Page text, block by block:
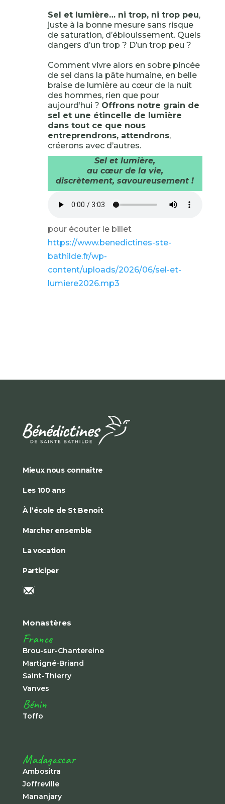
Sel et lumière… ni trop, ni trop peu,
juste à la bonne mesure sans risque
de saturation, d’éblouissement. Quels
dangers d’un trop ? D’un trop peu ?
Comment vivre alors en sobre pincée
de sel dans la pâte humaine, en belle
braise de lumière au cœur de la nuit
des hommes, rien que pour
aujourd’hui ? Offrons notre grain de
sel et une étincelle de lumière
dans tout ce que nous
entreprendrons, attendrons,
créerons avec d’autres.
Sel et lumière,
au cœur de la vie,
discrètement, savoureusement !
pour écouter le billet
https://www.benedictines-ste-
bathilde.fr/wp-
content/uploads/2026/06/sel-et-
lumiere2026.mp3
Mieux nous connaître
Les 100 ans
À l’école de St Benoît
Marcher ensemble
La vocation
Participer
Monastères
France
Brou-sur-Chantereine
Martigné-Briand
Saint-Thierry
Vanves
Bénin
Toffo
Madagascar
Ambositra
Joffreville
Mananjary